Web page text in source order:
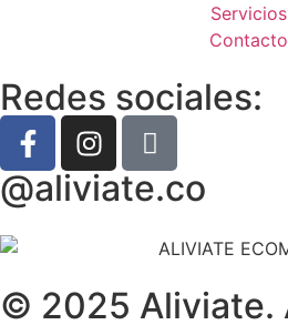
Servicios
Contacto
Redes sociales:
@aliviate.co
© 2025 Aliviate.